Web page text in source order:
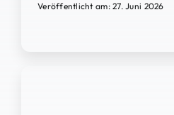
Veröffentlicht am: 27. Juni 2026